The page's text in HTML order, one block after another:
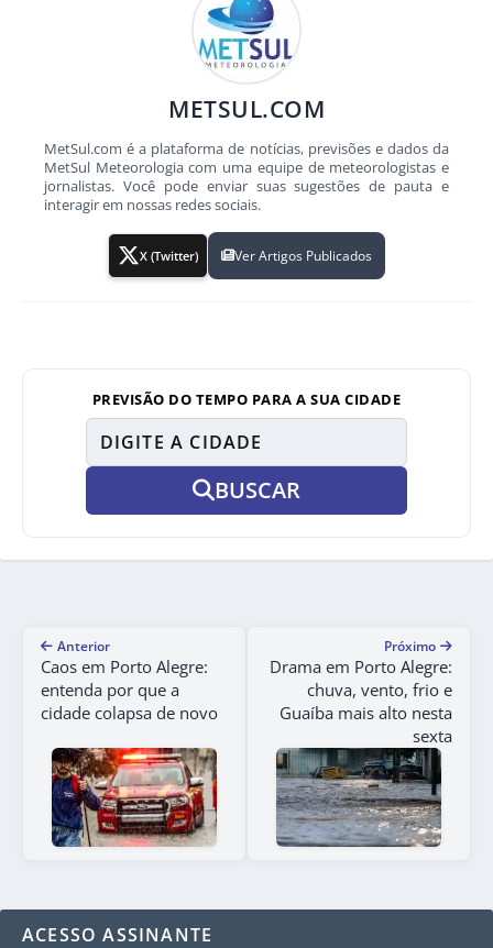
METSUL.COM
MetSul.com é a plataforma de notícias, previsões e dados da
MetSul Meteorologia com uma equipe de meteorologistas e
jornalistas. Você pode enviar suas sugestões de pauta e
interagir em nossas redes sociais.
X (Twitter) Ver Artigos Publicados
PREVISÃO DO TEMPO PARA A SUA CIDADE
BUSCAR
Anterior
Caos em Porto Alegre:
entenda por que a
cidade colapsa de novo
Próximo
Drama em Porto Alegre:
chuva, vento, frio e
Guaíba mais alto nesta
sexta
ACESSO ASSINANTE